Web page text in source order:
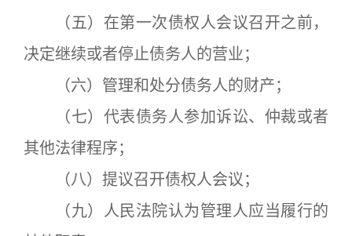
（五）在第一次债权人会议召开之前，
决定继续或者停止债务人的营业；
（六）管理和处分债务人的财产；
（七）代表债务人参加诉讼、仲裁或者
其他法律程序；
（八）提议召开债权人会议；
（九）人民法院认为管理人应当履行的